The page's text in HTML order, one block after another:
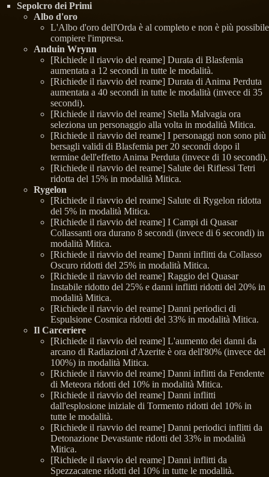
Sepolcro dei Primi
Albo d'oro
L'Albo d'oro dell'Orda è al completo e non è più possibile
compiere l'impresa.
Anduin Wrynn
[Richiede il riavvio del reame] Durata di Blasfemia
aumentata a 12 secondi in tutte le modalità.
[Richiede il riavvio del reame] Durata di Anima Perduta
aumentata a 40 secondi in tutte le modalità (invece di 35
secondi).
[Richiede il riavvio del reame] Stella Malvagia ora
seleziona un personaggio alla volta in modalità Mitica.
[Richiede il riavvio del reame] I personaggi non sono più
bersagli validi di Blasfemia per 20 secondi dopo il
termine dell'effetto Anima Perduta (invece di 10 secondi).
[Richiede il riavvio del reame] Salute dei Riflessi Tetri
ridotta del 15% in modalità Mitica.
Rygelon
[Richiede il riavvio del reame] Salute di Rygelon ridotta
del 5% in modalità Mitica.
[Richiede il riavvio del reame] I Campi di Quasar
Collassanti ora durano 8 secondi (invece di 6 secondi) in
modalità Mitica.
[Richiede il riavvio del reame] Danni inflitti da Collasso
Oscuro ridotti del 25% in modalità Mitica.
[Richiede il riavvio del reame] Raggio del Quasar
Instabile ridotto del 25% e danni inflitti ridotti del 20% in
modalità Mitica.
[Richiede il riavvio del reame] Danni periodici di
Espulsione Cosmica ridotti del 33% in modalità Mitica.
Il Carceriere
[Richiede il riavvio del reame] L'aumento dei danni da
arcano di Radiazioni d'Azerite è ora dell'80% (invece del
100%) in modalità Mitica.
[Richiede il riavvio del reame] Danni inflitti da Fendente
di Meteora ridotti del 10% in modalità Mitica.
[Richiede il riavvio del reame] Danni inflitti
dall'esplosione iniziale di Tormento ridotti del 10% in
tutte le modalità.
[Richiede il riavvio del reame] Danni periodici inflitti da
Detonazione Devastante ridotti del 33% in modalità
Mitica.
[Richiede il riavvio del reame] Danni inflitti da
Spezzacatene ridotti del 10% in tutte le modalità.